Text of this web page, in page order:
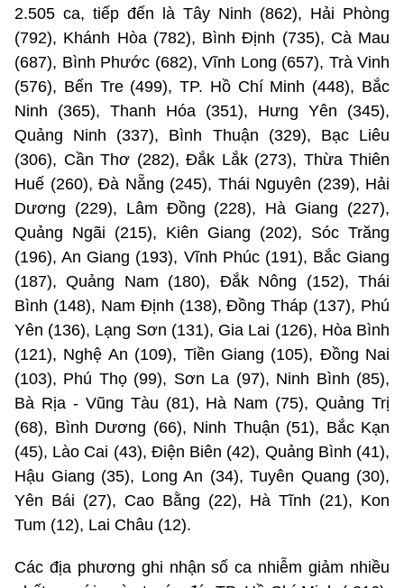
2.505 ca, tiếp đến là Tây Ninh (862), Hải Phòng
(792), Khánh Hòa (782), Bình Định (735), Cà Mau
(687), Bình Phước (682), Vĩnh Long (657), Trà Vinh
(576), Bến Tre (499), TP. Hồ Chí Minh (448), Bắc
Ninh (365), Thanh Hóa (351), Hưng Yên (345),
Quảng Ninh (337), Bình Thuận (329), Bạc Liêu
(306), Cần Thơ (282), Đắk Lắk (273), Thừa Thiên
Huế (260), Đà Nẵng (245), Thái Nguyên (239), Hải
Dương (229), Lâm Đồng (228), Hà Giang (227),
Quảng Ngãi (215), Kiên Giang (202), Sóc Trăng
(196), An Giang (193), Vĩnh Phúc (191), Bắc Giang
(187), Quảng Nam (180), Đắk Nông (152), Thái
Bình (148), Nam Định (138), Đồng Tháp (137), Phú
Yên (136), Lạng Sơn (131), Gia Lai (126), Hòa Bình
(121), Nghệ An (109), Tiền Giang (105), Đồng Nai
(103), Phú Thọ (99), Sơn La (97), Ninh Bình (85),
Bà Rịa - Vũng Tàu (81), Hà Nam (75), Quảng Trị
(68), Bình Dương (66), Ninh Thuận (51), Bắc Kạn
(45), Lào Cai (43), Điện Biên (42), Quảng Bình (41),
Hậu Giang (35), Long An (34), Tuyên Quang (30),
Yên Bái (27), Cao Bằng (22), Hà Tĩnh (21), Kon
Tum (12), Lai Châu (12).
Các địa phương ghi nhận số ca nhiễm giảm nhiều